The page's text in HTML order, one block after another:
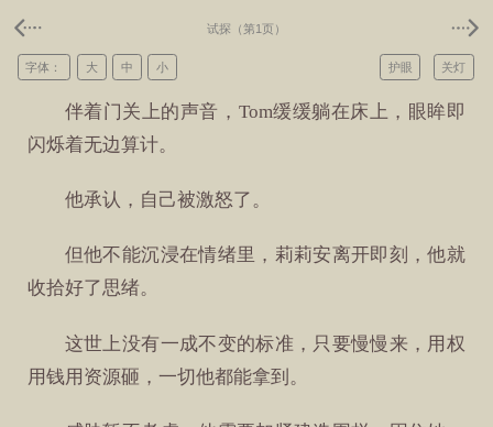
试探（第1页）
关灯
护眼
字体： 大 中 小
伴着门关上的声音，Tom缓缓躺在床上，眼眸即
闪烁着无边算计。
他承认，自己被激怒了。
但他不能沉浸在情绪里，莉莉安离开即刻，他就
收拾好了思绪。
这世上没有一成不变的标准，只要慢慢来，用权
用钱用资源砸，一切他都能拿到。